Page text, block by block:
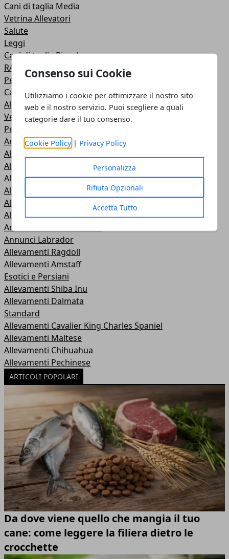
Consenso sui Cookie
Utilizziamo i cookie per ottimizzare il nostro sito
web e il nostro servizio. Puoi scegliere a quali
categorie dare il tuo consenso.
Cookie Policy | Privacy Policy
Personalizza
Rifiuta Opzionali
Accetta Tutto
Cani di taglia Media
Vetrina Allevatori
Salute
Leggi
Cani di taglia Piccola
RAZZE FELINE
Pelo Corto e Somali
Cani di taglia Grande
Allevamenti Golden Americano
Vetrina Annunci
Pelo Semilungo
Annunci Cucciolate
Allevamenti Westie
Allevamenti Scottish Terrier
Allevamenti Maine Coon
Allevamenti Lagotto Romagnolo
Allevamenti Labrador
Allevamenti Pastore Svizzero
Annunci Pastore Svizzero
Annunci Labrador
Allevamenti Ragdoll
Allevamenti Amstaff
Esotici e Persiani
Allevamenti Shiba Inu
Allevamenti Dalmata
Standard
Allevamenti Cavalier King Charles Spaniel
Allevamenti Maltese
Allevamenti Chihuahua
Allevamenti Pechinese
ARTICOLI POPOLARI
Da dove viene quello che mangia il tuo
cane: come leggere la filiera dietro le
crocchette